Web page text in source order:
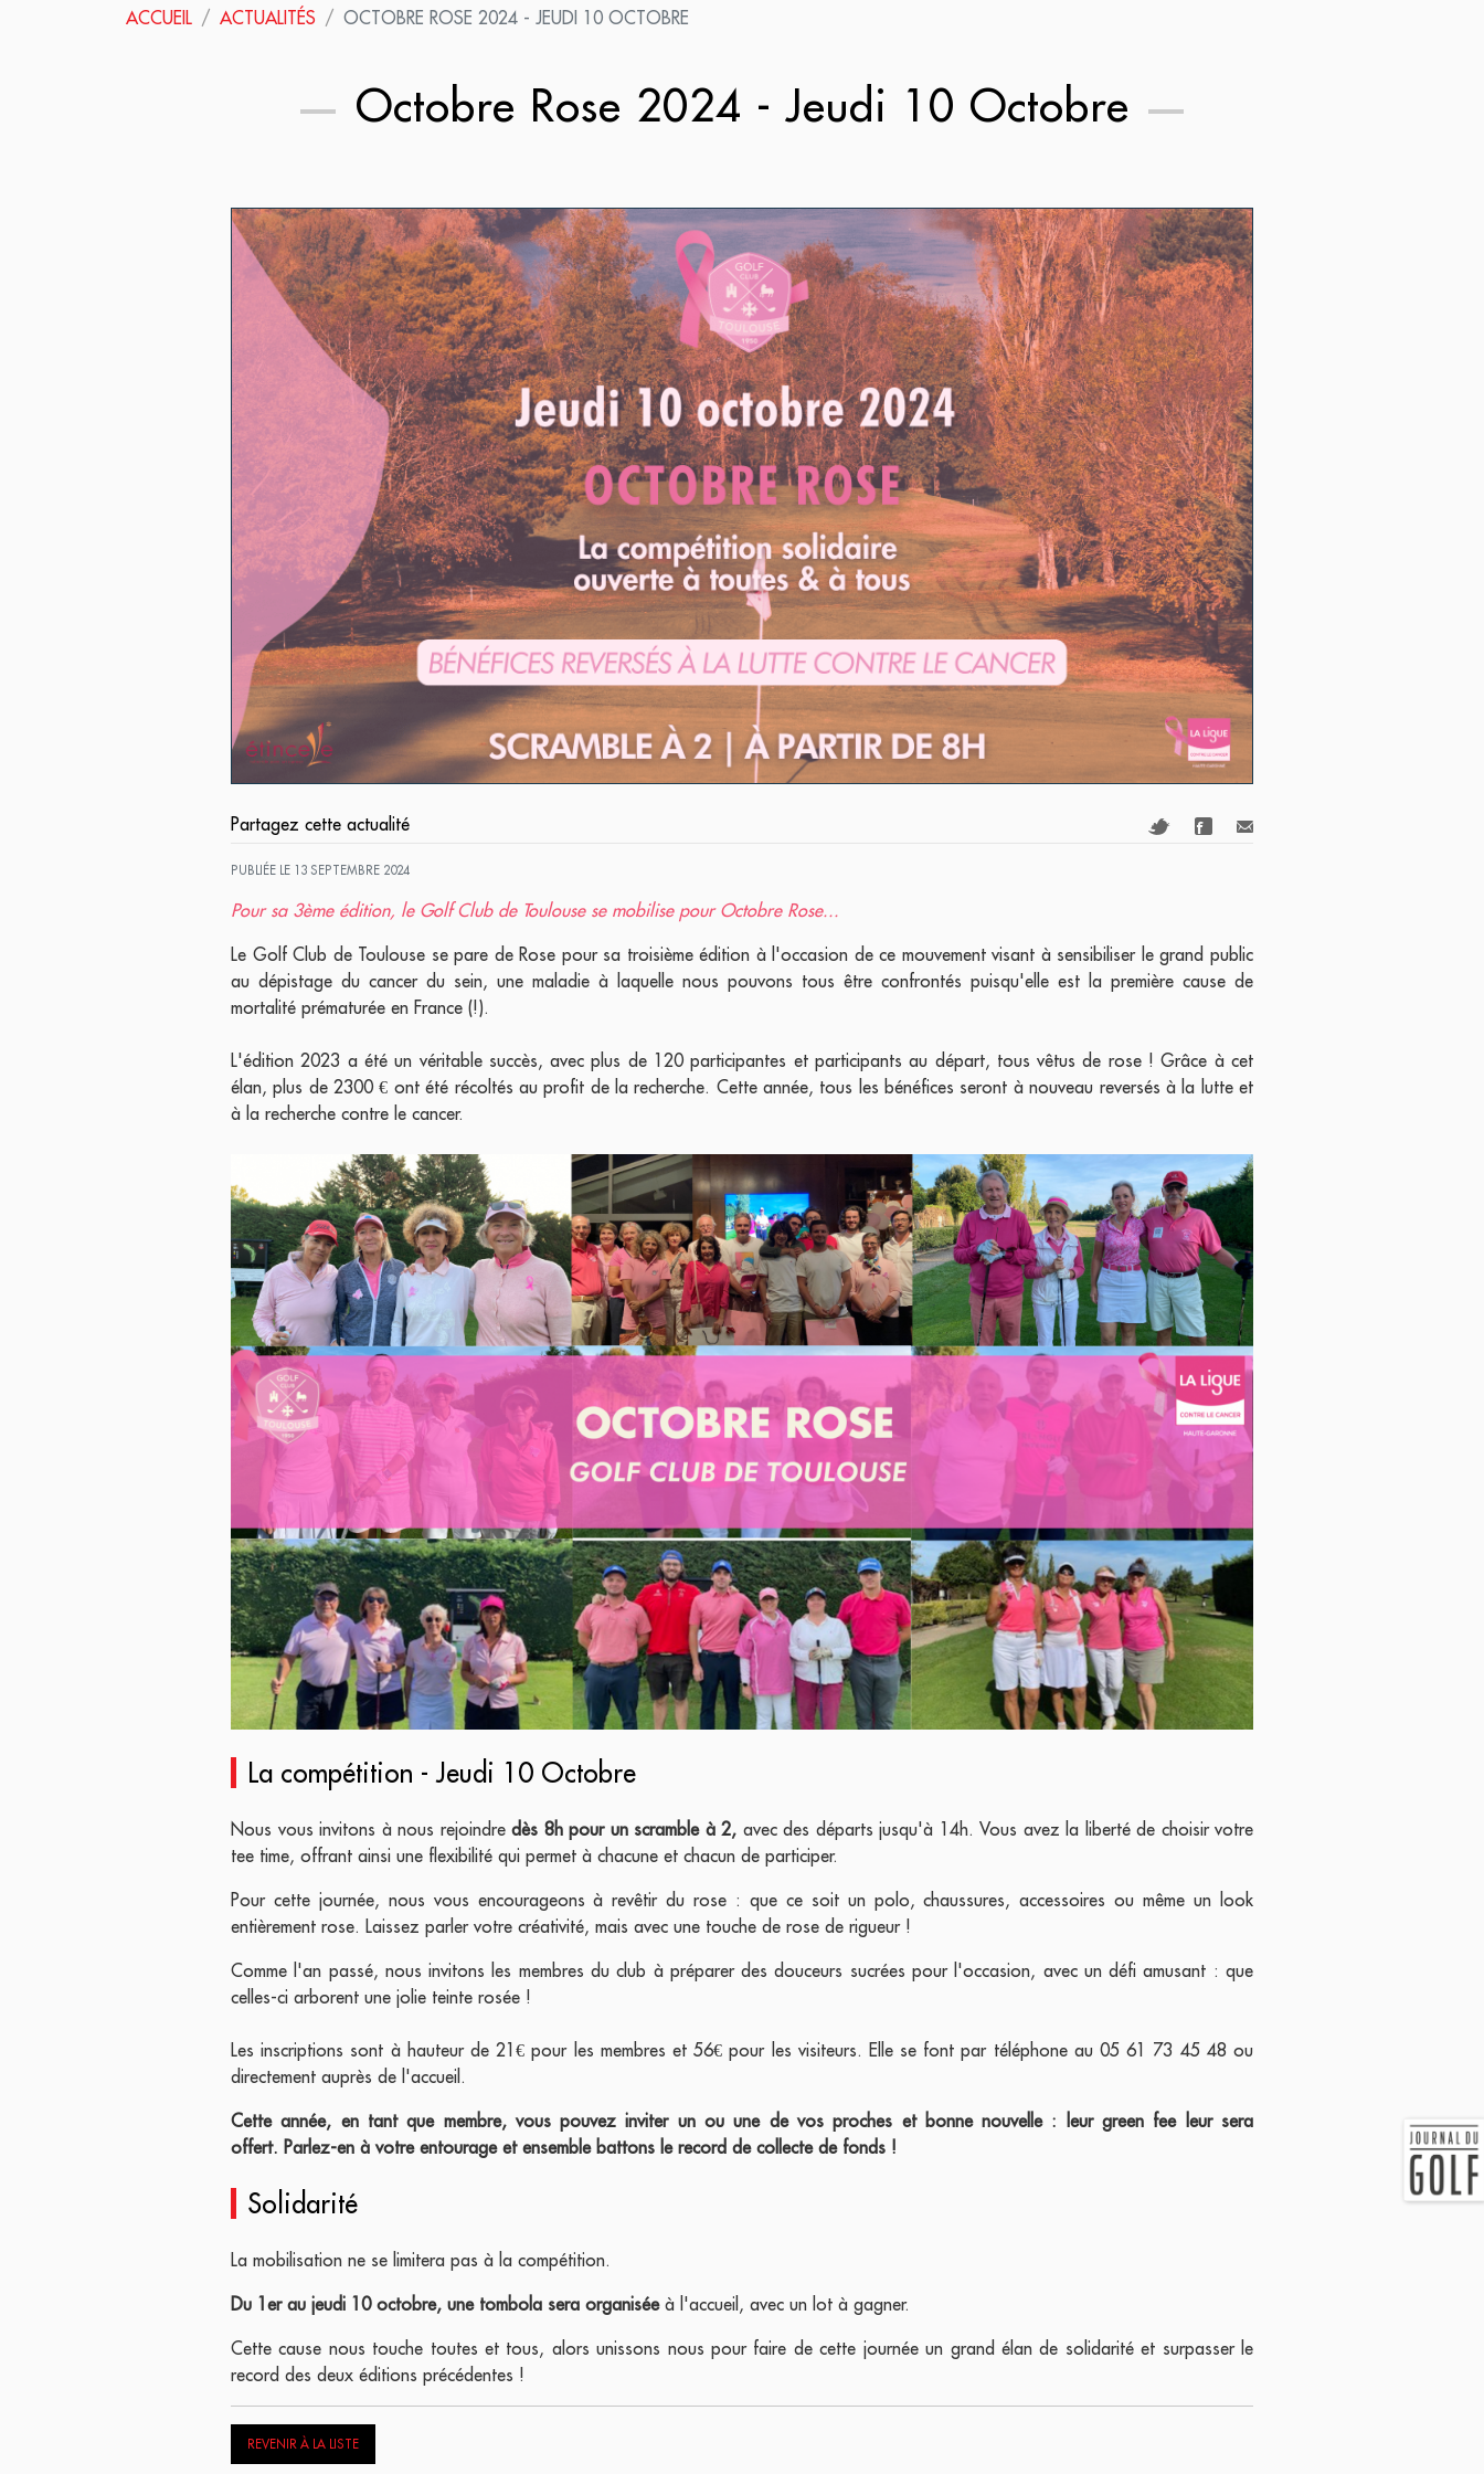
ACCUEIL ACTUALITÉS OCTOBRE ROSE 2024 - JEUDI 10 OCTOBRE
Octobre Rose 2024 - Jeudi 10 Octobre
Partagez cette actualité
PUBLIÉE LE 13 SEPTEMBRE 2024
Pour sa 3ème édition, le Golf Club de Toulouse se mobilise pour Octobre Rose...
Le Golf Club de Toulouse se pare de Rose pour sa troisième édition à l'occasion de ce mouvement visant à sensibiliser le grand public
au dépistage du cancer du sein, une maladie à laquelle nous pouvons tous être confrontés puisqu'elle est la première cause de
mortalité prématurée en France (!).
L'édition 2023 a été un véritable succès, avec plus de 120 participantes et participants au départ, tous vêtus de rose ! Grâce à cet
élan, plus de 2300 € ont été récoltés au profit de la recherche. Cette année, tous les bénéfices seront à nouveau reversés à la lutte et
à la recherche contre le cancer.
La compétition - Jeudi 10 Octobre
Nous vous invitons à nous rejoindre dès 8h pour un scramble à 2, avec des départs jusqu'à 14h. Vous avez la liberté de choisir votre
tee time, offrant ainsi une flexibilité qui permet à chacune et chacun de participer.
Pour cette journée, nous vous encourageons à revêtir du rose : que ce soit un polo, chaussures, accessoires ou même un look
entièrement rose. Laissez parler votre créativité, mais avec une touche de rose de rigueur !
Comme l'an passé, nous invitons les membres du club à préparer des douceurs sucrées pour l'occasion, avec un défi amusant : que
celles-ci arborent une jolie teinte rosée !
Les inscriptions sont à hauteur de 21€ pour les membres et 56€ pour les visiteurs. Elle se font par téléphone au 05 61 73 45 48 ou
directement auprès de l'accueil.
Cette année, en tant que membre, vous pouvez inviter un ou une de vos proches et bonne nouvelle : leur green fee leur sera
offert. Parlez-en à votre entourage et ensemble battons le record de collecte de fonds !
Solidarité
La mobilisation ne se limitera pas à la compétition.
Du 1er au jeudi 10 octobre, une tombola sera organiséeà l'accueil, avec un lot à gagner.
Cette cause nous touche toutes et tous, alors unissons nous pour faire de cette journée un grand élan de solidarité et surpasser le
record des deux éditions précédentes !
REVENIR À LA LISTE